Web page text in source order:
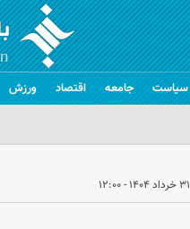
سیاست جامعه اقتصاد ورزش
۳۱ خرداد ۱۴۰۴ - ۱۲:۰۰